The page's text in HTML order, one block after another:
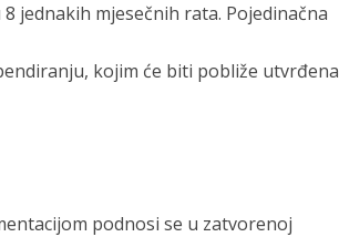
jednakih mjesečnih rata. Pojedinačna
kojim će biti pobliže utvrđena
podnosi se u zatvorenoj